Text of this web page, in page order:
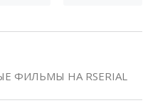
ФИЛЬМЫ НА RSERIAL